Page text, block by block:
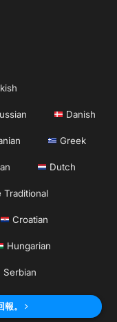
Danish
Greek
Dutch
Traditional
Croatian
Hungarian
Serbian
。